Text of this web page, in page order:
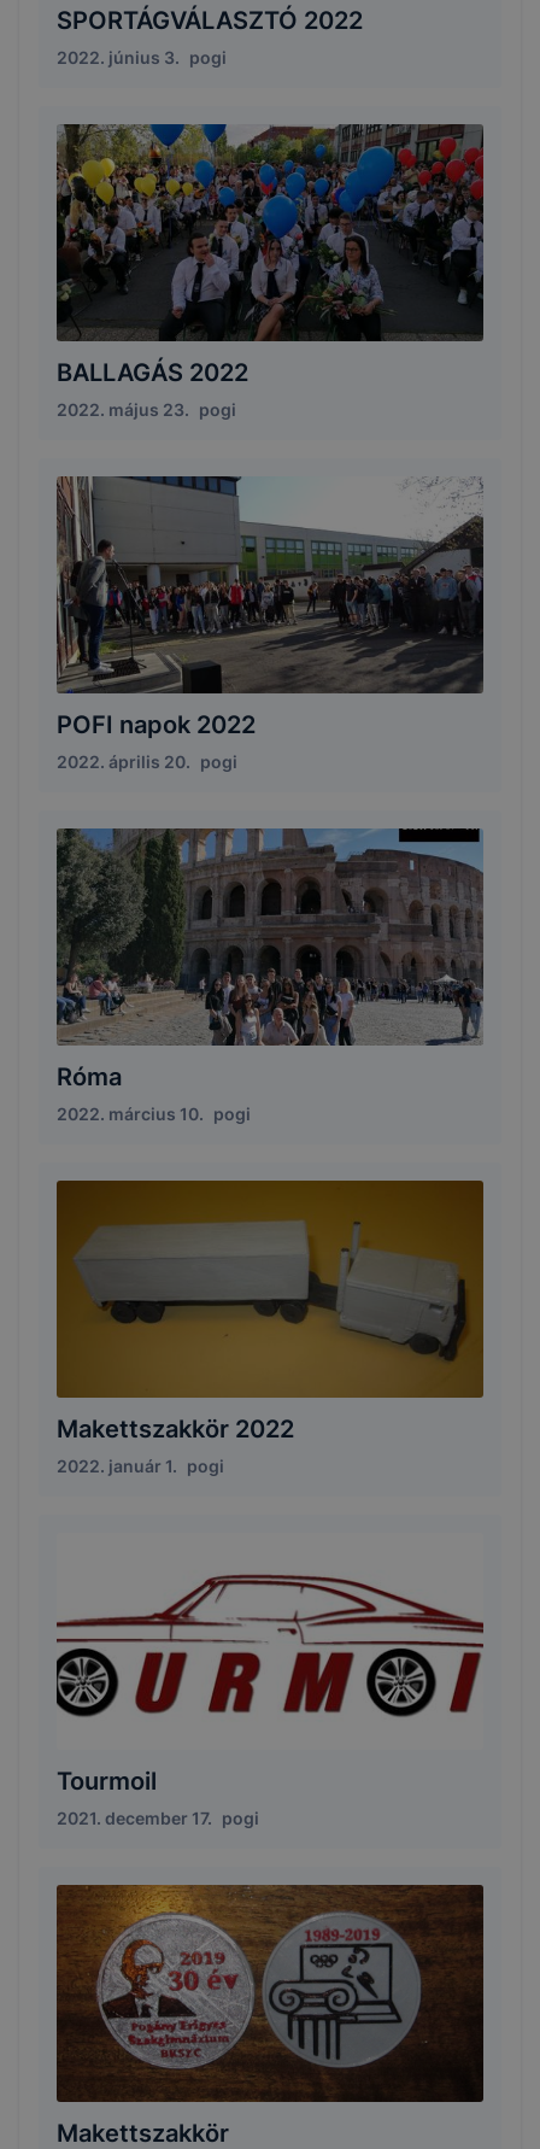
SPORTÁGVÁLASZTÓ 2022
2022. június 3. pogi
BALLAGÁS 2022
2022. május 23. pogi
POFI napok 2022
2022. április 20. pogi
Róma
2022. március 10. pogi
Makettszakkör 2022
2022. január 1. pogi
Tourmoil
2021. december 17. pogi
Makettszakkör